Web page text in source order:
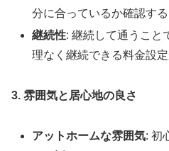
分に合っているか確認す
継続性: 継続して通うこと
理なく継続できる料金設
3. 雰囲気と居心地の良さ
アットホームな雰囲気: 初